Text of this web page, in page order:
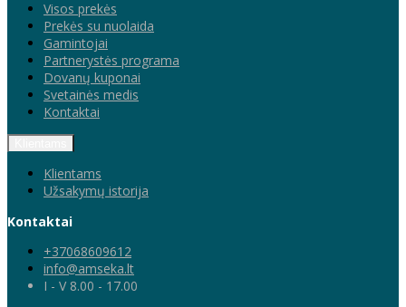
Visos prekės
Prekės su nuolaida
Gamintojai
Partnerystės programa
Dovanų kuponai
Svetainės medis
Kontaktai
Klientams
Užsakymų istorija
Kontaktai
+37068609612
info@amseka.lt
I - V 8.00 - 17.00